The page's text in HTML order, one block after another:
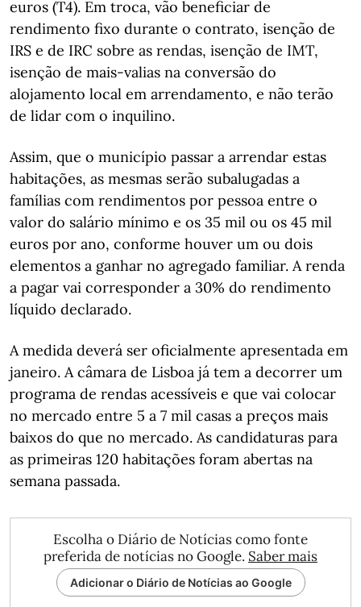
euros (T4). Em troca, vão beneficiar de
rendimento fixo durante o contrato, isenção de
IRS e de IRC sobre as rendas, isenção de IMT,
isenção de mais-valias na conversão do
alojamento local em arrendamento, e não terão
de lidar com o inquilino.
Assim, que o município passar a arrendar estas
habitações, as mesmas serão subalugadas a
famílias com rendimentos por pessoa entre o
valor do salário mínimo e os 35 mil ou os 45 mil
euros por ano, conforme houver um ou dois
elementos a ganhar no agregado familiar. A renda
a pagar vai corresponder a 30% do rendimento
líquido declarado.
A medida deverá ser oficialmente apresentada em
janeiro. A câmara de Lisboa já tem a decorrer um
programa de rendas acessíveis e que vai colocar
no mercado entre 5 a 7 mil casas a preços mais
baixos do que no mercado. As candidaturas para
as primeiras 120 habitações foram abertas na
semana passada.
Escolha o Diário de Notícias como fonte
preferida de notícias no Google. Saber mais
Adicionar o Diário de Notícias ao Google